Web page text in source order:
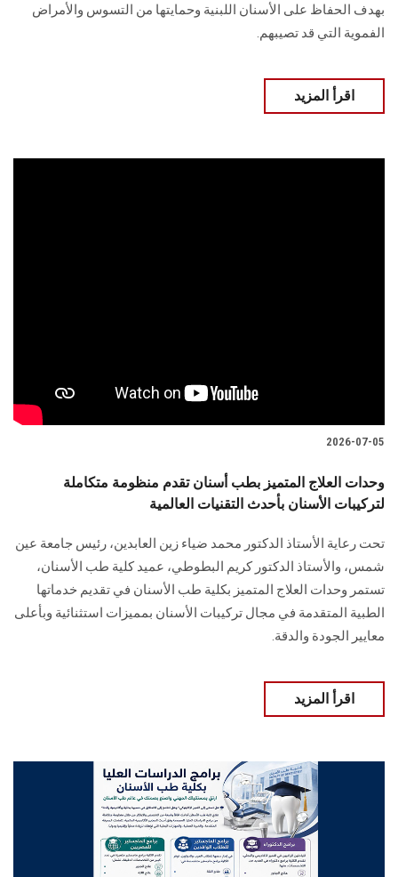
بهدف الحفاظ على الأسنان اللبنية وحمايتها من التسوس والأمراض
الفموية التي قد تصيبهم.
اقرأ المزيد
2026-07-05
وحدات العلاج المتميز بطب أسنان تقدم منظومة متكاملة
لتركيبات الأسنان بأحدث التقنيات العالمية
تحت رعاية الأستاذ الدكتور محمد ضياء زين العابدين، رئيس جامعة عين
شمس، والأستاذ الدكتور كريم البطوطي، عميد كلية طب الأسنان،
تستمر وحدات العلاج المتميز بكلية طب الأسنان في تقديم خدماتها
الطبية المتقدمة في مجال تركيبات الأسنان بمميزات استثنائية وبأعلى
معايير الجودة والدقة.
اقرأ المزيد